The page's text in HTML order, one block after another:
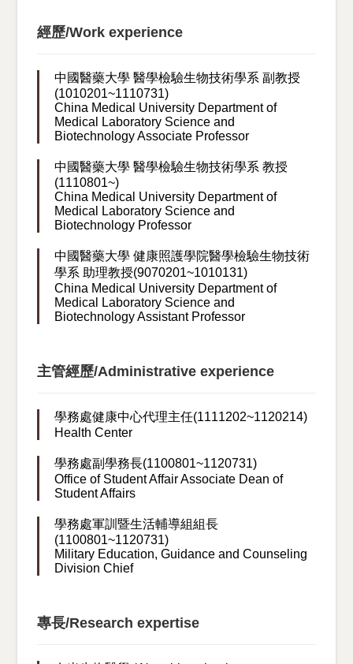
經歷/Work experience
中國醫藥大學 醫學檢驗生物技術學系 副教授
(1010201~1110731)
China Medical University Department of
Medical Laboratory Science and
Biotechnology Associate Professor
中國醫藥大學 醫學檢驗生物技術學系 教授
(1110801~)
China Medical University Department of
Medical Laboratory Science and
Biotechnology Professor
中國醫藥大學 健康照護學院醫學檢驗生物技術
學系 助理教授(9070201~1010131)
China Medical University Department of
Medical Laboratory Science and
Biotechnology Assistant Professor
主管經歷/Administrative experience
學務處健康中心代理主任(1111202~1120214)
Health Center
學務處副學務長(1100801~1120731)
Office of Student Affair Associate Dean of
Student Affairs
學務處軍訓暨生活輔導組組長
(1100801~1120731)
Military Education, Guidance and Counseling
Division Chief
專長/Research expertise